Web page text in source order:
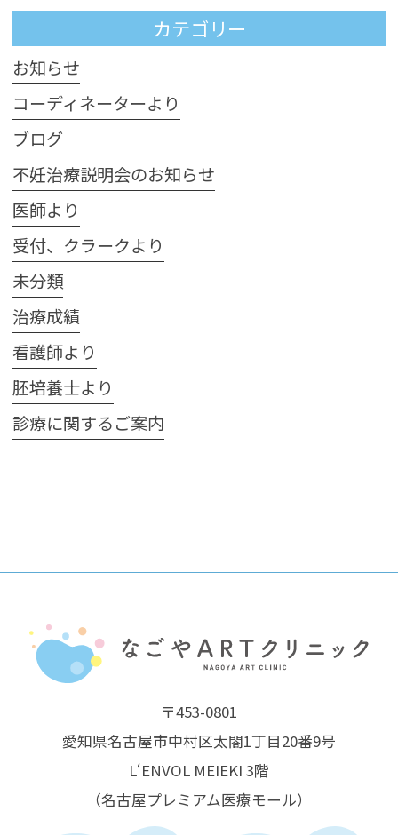
カテゴリー
お知らせ
コーディネーターより
ブログ
不妊治療説明会のお知らせ
医師より
受付、クラークより
未分類
治療成績
看護師より
胚培養士より
診療に関するご案内
〒453-0801
愛知県名古屋市中村区太閤1丁目20番9号
L‘ENVOL MEIEKI 3階
（名古屋プレミアム医療モール）